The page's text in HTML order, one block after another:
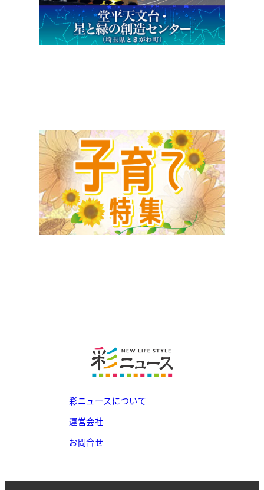
彩ニュースについて
運営会社
お問合せ